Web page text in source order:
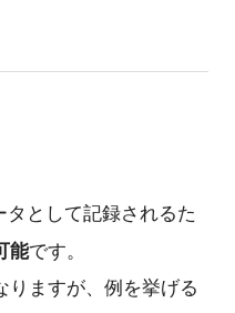
タとして記録されるた
能です。
りますが、例を挙げる